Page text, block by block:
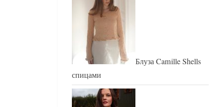
Блуза Camille Shells
спицами